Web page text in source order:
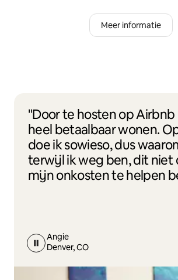
Meer informatie
"Door te hosten op Airbnb
heel betaalbaar wonen.
doe ik sowieso, dus
terwijl ik weg ben, dit niet
mijn onkosten te helpen
Angie
Denver, CO